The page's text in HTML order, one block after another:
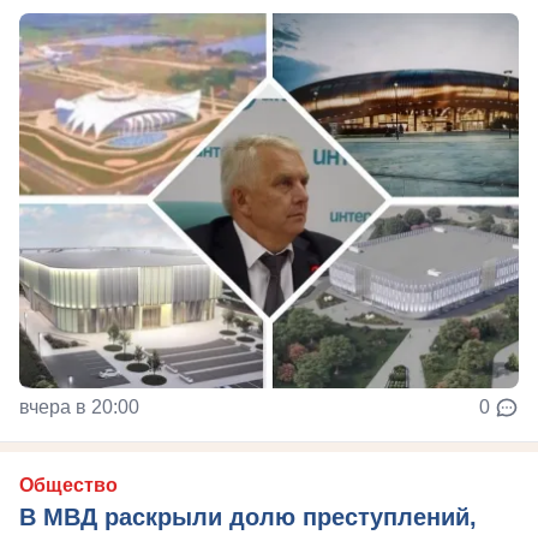
вчера в 20:00 0
Общество
В МВД раскрыли долю преступлений,